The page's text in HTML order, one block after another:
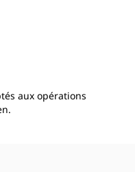
aux opérations